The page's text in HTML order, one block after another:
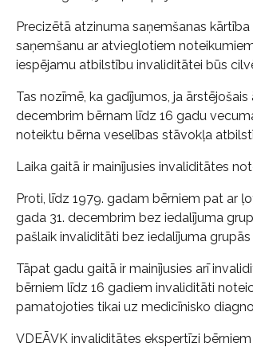
Precizētā atzinuma saņemšanas
saņemšanu ar atvieglotiem
iespējamu atbilstību invaliditātei būs
Tas nozīmē, ka gadījumos, ja
decembrim bērnam līdz 16 gadu
noteiktu bērna veselības stāvokļa
Laika gaitā ir mainījusies invaliditātes
Proti, līdz 1979. gadam bērniem pat ar
gada 31. decembrim bez iedalījuma
pašlaik invaliditāti bez iedalījuma
Tāpat gadu gaitā ir mainījusies arī
bērniem līdz 16 gadiem invaliditāti
pamatojoties tikai uz medicīnisko
VDEĀVK invaliditātes ekspertīzi